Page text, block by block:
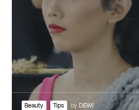
Beauty Tips by DEWI